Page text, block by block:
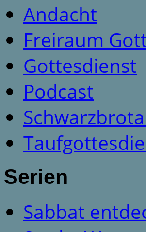
Andacht
Freiraum
Gottesdienst
Podcast
Serien
Sabbat